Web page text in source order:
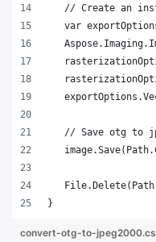
}
convert-otg-to-jpeg2000.cs